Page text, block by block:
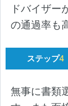
ドバイザー
の通過率も
ステップ4
無事に書類